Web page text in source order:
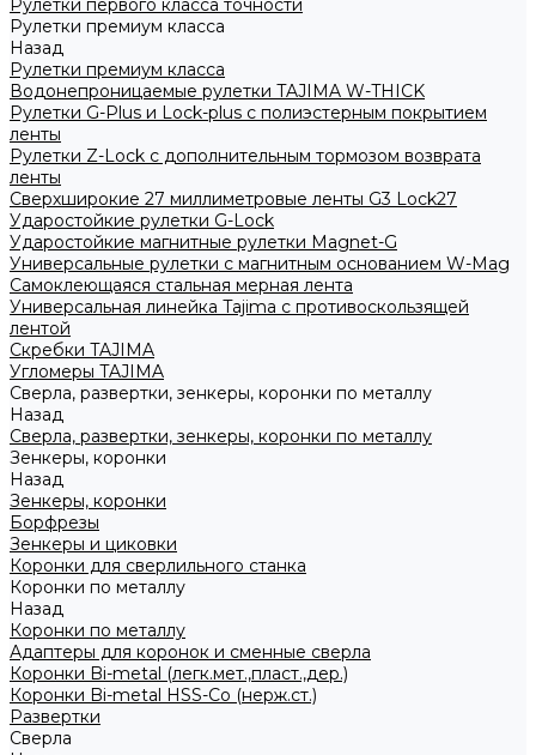
Рулетки первого класса точности
Рулетки премиум класса
Назад
Рулетки премиум класса
Водонепроницаемые рулетки TAJIMA W-THICK
Рулетки G-Plus и Lock-plus с полиэстерным покрытием
ленты
Рулетки Z-Lock с дополнительным тормозом возврата
ленты
Сверхширокие 27 миллиметровые ленты G3 Lock27
Ударостойкие рулетки G-Lock
Ударостойкие магнитные рулетки Magnet-G
Универсальные рулетки с магнитным основанием W-Mag
Самоклеющаяся стальная мерная лента
Универсальная линейка Tajima с противоскользящей
лентой
Скребки TAJIMA
Угломеры TAJIMA
Сверла, развертки, зенкеры, коронки по металлу
Назад
Сверла, развертки, зенкеры, коронки по металлу
Зенкеры, коронки
Назад
Зенкеры, коронки
Борфрезы
Зенкеры и циковки
Коронки для сверлильного станка
Коронки по металлу
Назад
Коронки по металлу
Адаптеры для коронок и сменные сверла
Коронки Bi-metal (легк.мет.,пласт.,дер.)
Коронки Bi-metal HSS-Co (нерж.ст.)
Развертки
Сверла